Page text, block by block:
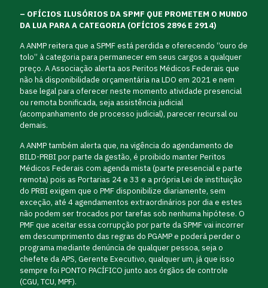
– OFÍCIOS ILUSÓRIOS DA SPMF QUE PROMETEM O MUNDO
DA LUA PARA A CATEGORIA (OFÍCIOS 2896 E 2914)
A ANMP reitera que a SPMF está perdida e oferecendo “ouro de
tolo” à categoria para permanecer em seus cargos a qualquer
preço. A Associação alerta aos Peritos Médicos Federais que
não há disponibilidade orçamentária na LDO em 2021 e nem
base legal para oferecer neste momento atividade presencial
ou remota bonificada, seja assistência judicial
(acompanhamento de processo judicial), parecer recursal ou
demais.
A ANMP também alerta que, na vigência do agendamento de
BILD-PRBI por parte da gestão, é proibido manter Peritos
Médicos Federais com agenda mista (parte presencial e parte
remota) pois as Portarias 24 e 33 e a própria Lei de instituição
do PRBI exigem que o PMF disponibilize diariamente, sem
exceção, até 4 agendamentos extraordinários por dia e estes
não podem ser trocados por tarefas sob nenhuma hipótese. O
PMF que aceitar essa corrupção por parte da SPMF vai incorrer
em descumprimento das regras do PGAMP e poderá perder o
programa mediante denúncia de qualquer pessoa, seja o
chefete da APS, Gerente Executivo, qualquer um, já que isso
sempre foi PONTO PACÍFICO junto aos órgãos de controle
(CGU, TCU, MPF).